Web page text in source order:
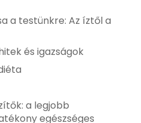
a testünkre: Az íztől a
és igazságok
a legjobb
egészséges